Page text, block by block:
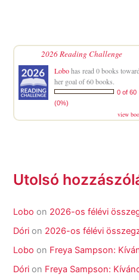
2026 Reading Challenge
Lobohas read 0 books toward
her goal of 60 books.
0 of 60
(0%)
view
Utolsó
Lobo on 2026-os félévi
Dóri on 2026-os félévi
Lobo on Freya Sampson:
Dóri on Freya Sampson: